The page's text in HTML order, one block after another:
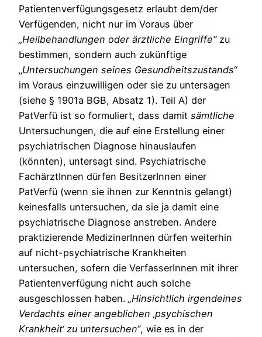
Patientenverfügungsgesetz erlaubt dem/der
Verfügenden, nicht nur im Voraus über
„Heilbehandlungen oder ärztliche Eingriffe“zu
bestimmen, sondern auch zukünftige
„Untersuchungen seines Gesundheitszustands“
im Voraus einzuwilligen oder sie zu untersagen
(siehe § 1901a BGB, Absatz 1). Teil A) der
PatVerfü ist so formuliert, dass damit sämtliche
Untersuchungen, die auf eine Erstellung einer
psychiatrischen Diagnose hinauslaufen
(könnten), untersagt sind. Psychiatrische
FachärztInnen dürfen BesitzerInnen einer
PatVerfü (wenn sie ihnen zur Kenntnis gelangt)
keinesfalls untersuchen, da sie ja damit eine
psychiatrische Diagnose anstreben. Andere
praktizierende MedizinerInnen dürfen weiterhin
auf nicht-psychiatrische Krankheiten
untersuchen, sofern die VerfasserInnen mit ihrer
Patientenverfügung nicht auch solche
ausgeschlossen haben. „Hinsichtlich irgendeines
Verdachts einer angeblichen ‚psychischen
Krankheit‘ zu untersuchen“, wie es in der